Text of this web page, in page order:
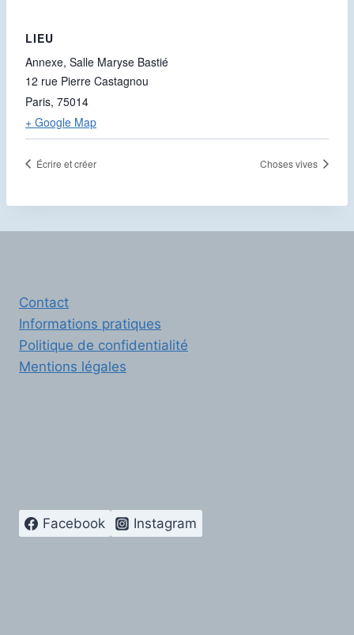
LIEU
Annexe, Salle Maryse Bastié
12 rue Pierre Castagnou
Paris, 75014
+ Google Map
Écrire et créer Choses vives
Contact
Informations pratiques
Politique de confidentialité
Mentions légales
Facebook Instagram